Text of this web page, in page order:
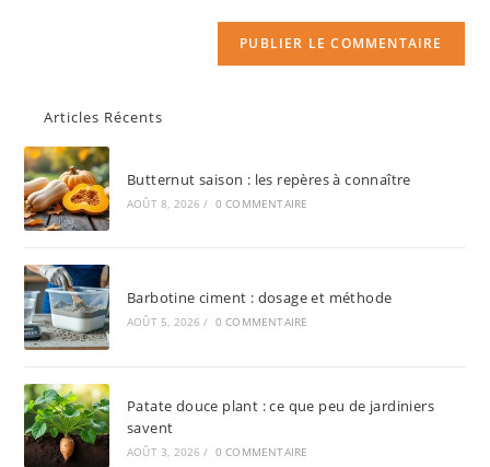
Articles Récents
Butternut saison : les repères à connaître
AOÛT 8, 2026 / 0 COMMENTAIRE
Barbotine ciment : dosage et méthode
AOÛT 5, 2026 / 0 COMMENTAIRE
Patate douce plant : ce que peu de jardiniers
savent
AOÛT 3, 2026 / 0 COMMENTAIRE